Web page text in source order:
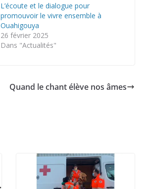
L’écoute et le dialogue pour
promouvoir le vivre ensemble à
Ouahigouya
26 février 2025
Dans "Actualités"
Quand le chant élève nos âmes